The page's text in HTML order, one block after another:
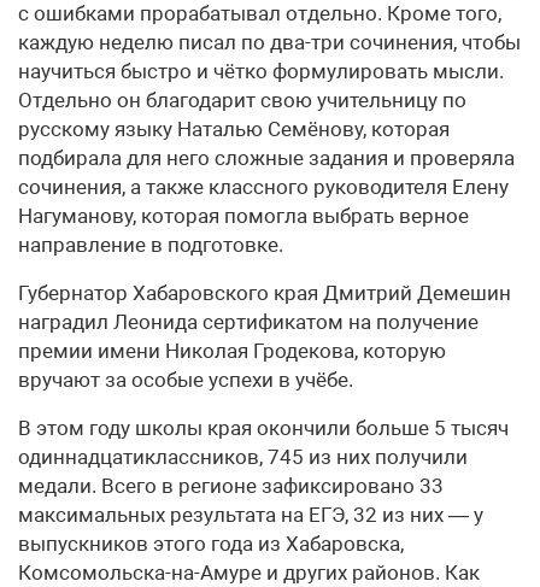
с ошибками прорабатывал отдельно. Кроме того,
каждую неделю писал по два-три сочинения, чтобы
научиться быстро и чётко формулировать мысли.
Отдельно он благодарит свою учительницу по
русскому языку Наталью Семёнову, которая
подбирала для него сложные задания и проверяла
сочинения, а также классного руководителя Елену
Нагуманову, которая помогла выбрать верное
направление в подготовке.
Губернатор Хабаровского края Дмитрий Демешин
наградил Леонида сертификатом на получение
премии имени Николая Гродекова, которую
вручают за особые успехи в учёбе.
В этом году школы края окончили больше 5 тысяч
одиннадцатиклассников, 745 из них получили
медали. Всего в регионе зафиксировано 33
максимальных результата на ЕГЭ, 32 из них — у
выпускников этого года из Хабаровска,
Комсомольска-на-Амуре и других районов. Как